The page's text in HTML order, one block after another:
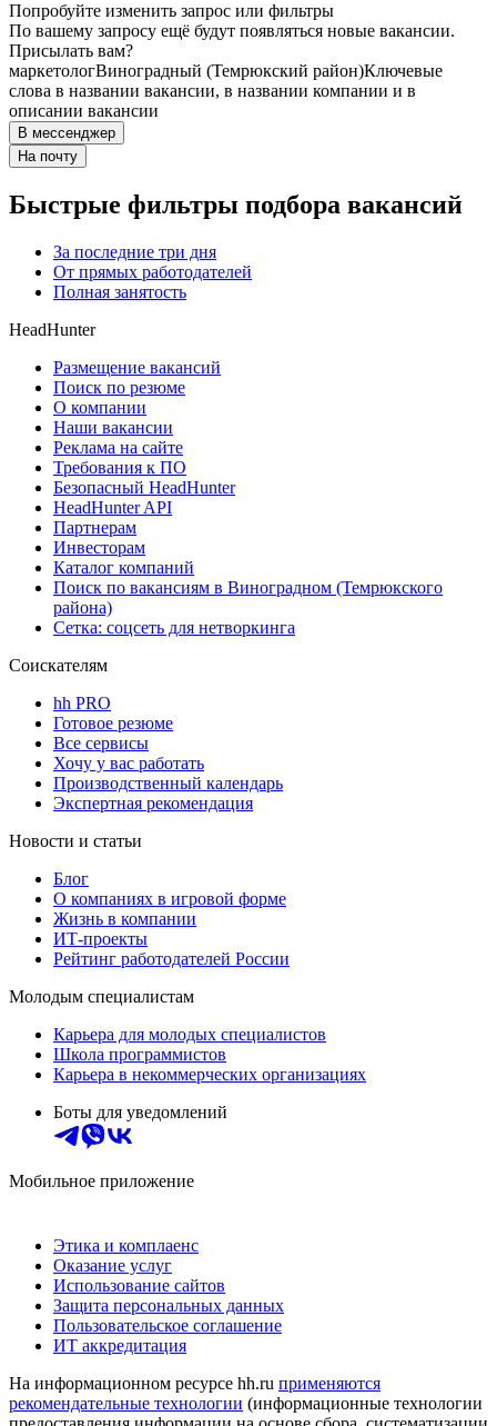
Попробуйте изменить запрос или фильтры
По вашему запросу ещё будут появляться новые вакансии.
Присылать вам?
маркетологВиноградный (Темрюкский район)Ключевые
слова в названии вакансии, в названии компании и в
описании вакансии
В мессенджер
На почту
Быстрые фильтры подбора вакансий
За последние три дня
От прямых работодателей
Полная занятость
HeadHunter
Размещение вакансий
Поиск по резюме
О компании
Наши вакансии
Реклама на сайте
Требования к ПО
Безопасный HeadHunter
HeadHunter API
Партнерам
Инвесторам
Каталог компаний
Поиск по вакансиям в Виноградном (Темрюкского
района)
Сетка: соцсеть для нетворкинга
Соискателям
hh PRO
Готовое резюме
Все сервисы
Хочу у вас работать
Производственный календарь
Экспертная рекомендация
Новости и статьи
Блог
О компаниях в игровой форме
Жизнь в компании
ИТ-проекты
Рейтинг работодателей России
Молодым специалистам
Карьера для молодых специалистов
Школа программистов
Карьера в некоммерческих организациях
Боты для уведомлений
Мобильное приложение
Этика и комплаенс
Оказание услуг
Использование сайтов
Защита персональных данных
Пользовательское соглашение
ИТ аккредитация
На информационном ресурсе hh.ru применяются
рекомендательные технологии (информационные технологии